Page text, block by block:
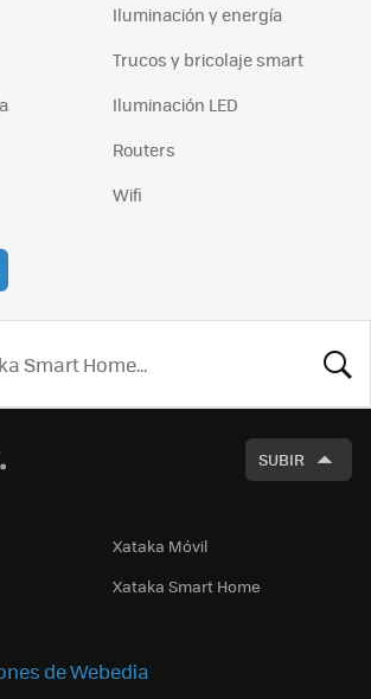
Iluminación y energía
Trucos y bricolaje smart
Iluminación LED
Routers
Wifi
SUBIR
Xataka Móvil
Xataka Smart Home
de Webedia